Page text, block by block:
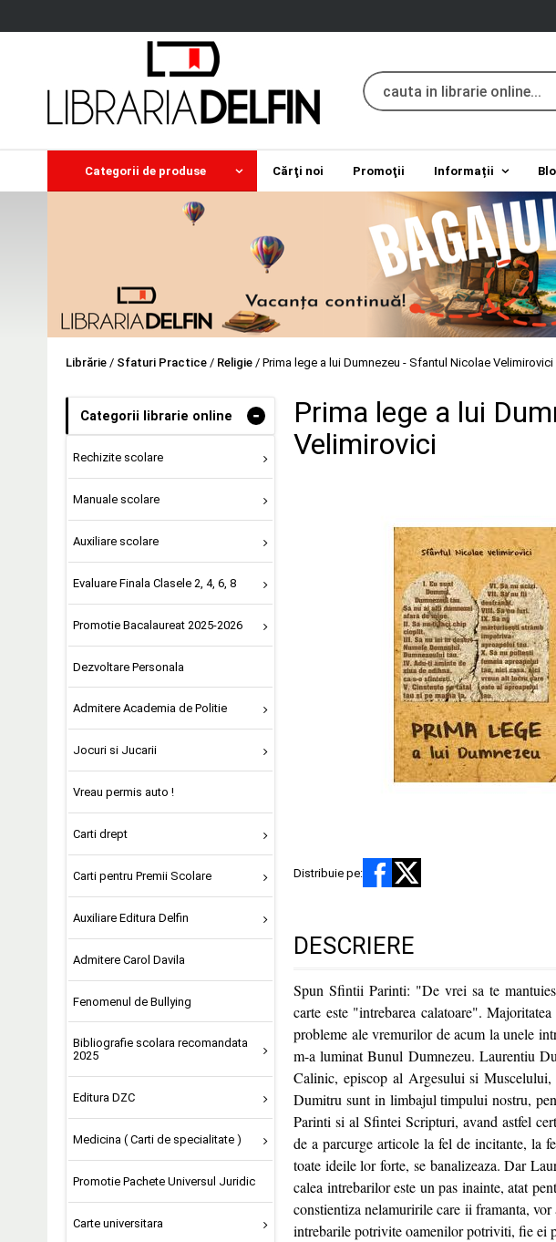
Categorii de produse Cărţi noi Promoţii Informații
Librărie / Sfaturi Practice / Religie / Prima lege a lui Dumnezeu - Sfantul Nicolae Velimirovici
Categorii librarie online -
Rechizite scolare
Manuale scolare
Auxiliare scolare
Evaluare Finala Clasele 2, 4, 6, 8
Promotie Bacalaureat 2025-2026
Dezvoltare Personala
Admitere Academia de Politie
Jocuri si Jucarii
Vreau permis auto !
Carti drept
Carti pentru Premii Scolare
Auxiliare Editura Delfin
Admitere Carol Davila
Fenomenul de Bullying
Bibliografie scolara recomandata
2025
Editura DZC
Medicina ( Carti de specialitate )
Promotie Pachete Universul Juridic
Carte universitara
Prima lege a lui
Velimirovici
Distribuie pe:
DESCRIERE
Spun Sfintii Parinti: "De vrei sa te
carte este "intrebarea calatoare".
probleme ale vremurilor de acum la unele
m-a luminat Bunul Dumnezeu. Laurentiu
Calinic, episcop al Argesului si
Dumitru sunt in limbajul timpului nostru,
Parinti si al Sfintei Scripturi, avand astfel
de a parcurge articole la fel de incitante, la
toate ideile lor forte, se banalizeaza. Dar
calea intrebarilor este un pas inainte, atat
constientiza nelamuririle care ii framanta,
intrebarile potrivite oamenilor potriviti, fie ei